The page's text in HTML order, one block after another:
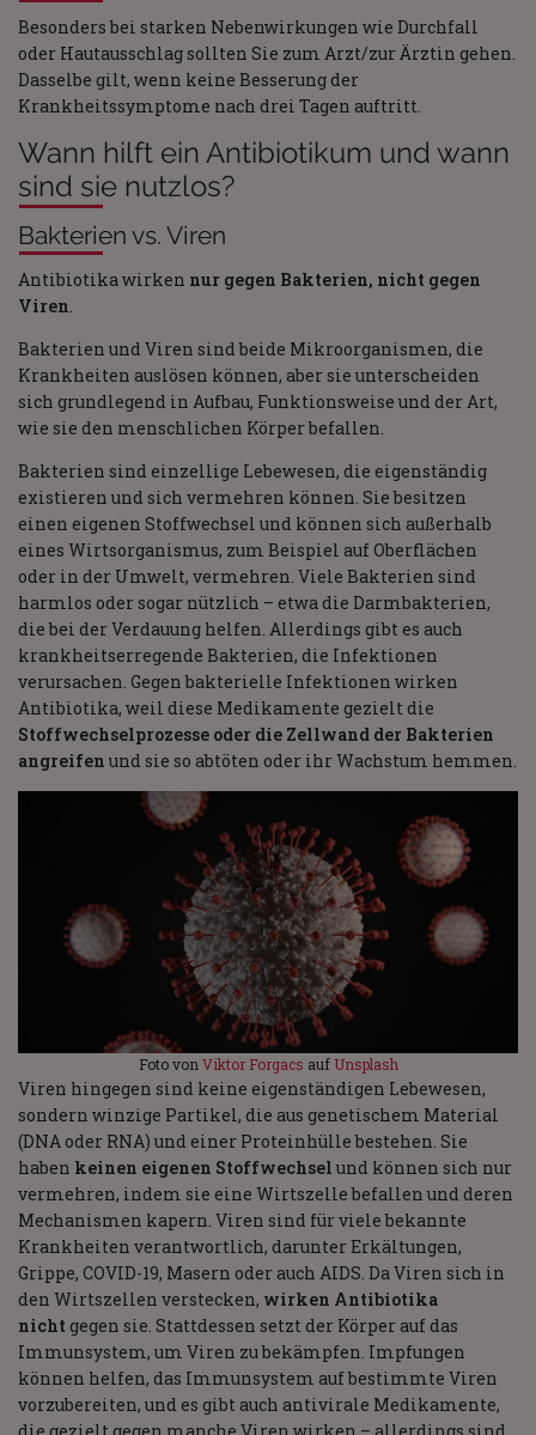
Besonders bei starken Nebenwirkungen wie Durchfall
oder Hautausschlag sollten Sie zum Arzt/zur Ärztin gehen.
Dasselbe gilt, wenn keine Besserung der
Krankheitssymptome nach drei Tagen auftritt.
Wann hilft ein Antibiotikum und wann
sind sie nutzlos?
Bakterien vs. Viren
Antibiotika wirken nur gegen Bakterien, nicht gegen
Viren.
Bakterien und Viren sind beide Mikroorganismen, die
Krankheiten auslösen können, aber sie unterscheiden
sich grundlegend in Aufbau, Funktionsweise und der Art,
wie sie den menschlichen Körper befallen.
Bakterien sind einzellige Lebewesen, die eigenständig
existieren und sich vermehren können. Sie besitzen
einen eigenen Stoffwechsel und können sich außerhalb
eines Wirtsorganismus, zum Beispiel auf Oberflächen
oder in der Umwelt, vermehren. Viele Bakterien sind
harmlos oder sogar nützlich – etwa die Darmbakterien,
die bei der Verdauung helfen. Allerdings gibt es auch
krankheitserregende Bakterien, die Infektionen
verursachen. Gegen bakterielle Infektionen wirken
Antibiotika, weil diese Medikamente gezielt die
Stoffwechselprozesse oder die Zellwand der Bakterien
angreifen und sie so abtöten oder ihr Wachstum hemmen.
Foto von Viktor Forgacs auf Unsplash
Viren hingegen sind keine eigenständigen Lebewesen,
sondern winzige Partikel, die aus genetischem Material
(DNA oder RNA) und einer Proteinhülle bestehen. Sie
haben keinen eigenen Stoffwechsel und können sich nur
vermehren, indem sie eine Wirtszelle befallen und deren
Mechanismen kapern. Viren sind für viele bekannte
Krankheiten verantwortlich, darunter Erkältungen,
Grippe, COVID-19, Masern oder auch AIDS. Da Viren sich in
den Wirtszellen verstecken, wirken Antibiotika
nicht gegen sie. Stattdessen setzt der Körper auf das
Immunsystem, um Viren zu bekämpfen. Impfungen
können helfen, das Immunsystem auf bestimmte Viren
vorzubereiten, und es gibt auch antivirale Medikamente,